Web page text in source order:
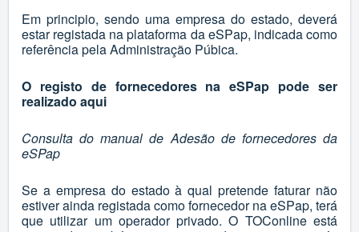
Em principio, sendo uma empresa do estado, deverá
estar registada na plataforma da eSPap, indicada como
referência pela Administração Púbica.
O registo de fornecedores na eSPap pode ser
realizado aqui
Consulta do manual de Adesão de fornecedores da
eSPap
Se a empresa do estado à qual pretende faturar não
estiver ainda registada como fornecedor na eSPap, terá
que utilizar um operador privado. O TOConline está